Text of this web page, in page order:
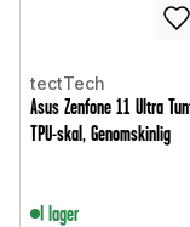
tectTech
Asus Zenfone 11 Ultra
TPU-skal, Genomskinlig
I lager